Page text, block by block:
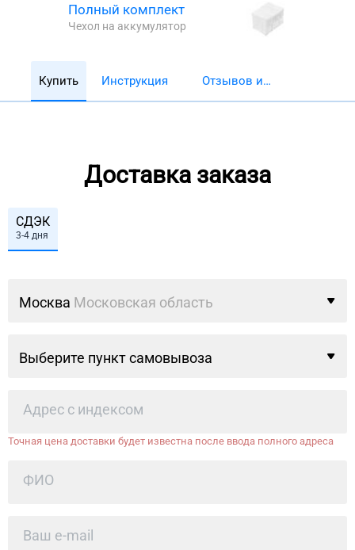
Полный комплект
Чехол на аккумулятор
Купить Инструкция
Отзывов и
Доставка заказа
СДЭК
3-4 дня
Москва Московская область
Выберите пункт самовывоза
Точная цена доставки будет известна после ввода полного адреса